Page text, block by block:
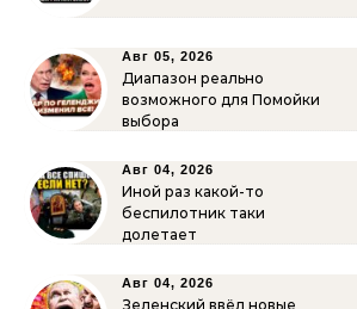
Авг 05, 2026
Диапазон реально
возможного для Помойки
выбора
Авг 04, 2026
Иной раз какой-то
беспилотник таки
долетает
Авг 04, 2026
Зеленский ввёл новые